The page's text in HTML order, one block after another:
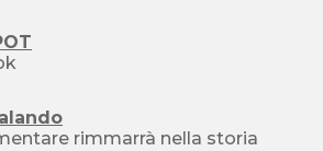
rimmarrà nella storia